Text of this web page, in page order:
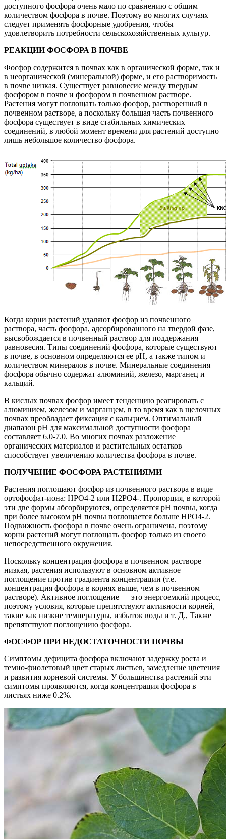
доступного фосфора очень мало по сравнению с общим
количеством фосфора в почве. Поэтому во многих случаях
следует применять фосфорные удобрения, чтобы
удовлетворить потребности сельскохозяйственных культур.
РЕАКЦИИ ФОСФОРА В ПОЧВЕ
Фосфор содержится в почвах как в органической форме, так и
в неорганической (минеральной) форме, и его растворимость
в почве низкая. Существует равновесие между твердым
фосфором в почве и фосфором в почвенном растворе.
Растения могут поглощать только фосфор, растворенный в
почвенном растворе, а поскольку большая часть почвенного
фосфора существует в виде стабильных химических
соединений, в любой момент времени для растений доступно
лишь небольшое количество фосфора.
Когда корни растений удаляют фосфор из почвенного
раствора, часть фосфора, адсорбированного на твердой фазе,
высвобождается в почвенный раствор для поддержания
равновесия. Типы соединений фосфора, которые существуют
в почве, в основном определяются ее pH, а также типом и
количеством минералов в почве. Минеральные соединения
фосфора обычно содержат алюминий, железо, марганец и
кальций.
В кислых почвах фосфор имеет тенденцию реагировать с
алюминием, железом и марганцем, в то время как в щелочных
почвах преобладает фиксация с кальцием. Оптимальный
диапазон pH для максимальной доступности фосфора
составляет 6.0-7.0. Во многих почвах разложение
органических материалов и растительных остатков
способствует увеличению количества фосфора в почве.
ПОЛУЧЕНИЕ ФОСФОРА РАСТЕНИЯМИ
Растения поглощают фосфор из почвенного раствора в виде
ортофосфат-иона: HPO4-2 или H2PO4-. Пропорция, в которой
эти две формы абсорбируются, определяется pH почвы, когда
при более высоком pH почвы поглощается больше HPO4-2.
Подвижность фосфора в почве очень ограничена, поэтому
корни растений могут поглощать фосфор только из своего
непосредственного окружения.
Поскольку концентрация фосфора в почвенном растворе
низкая, растения используют в основном активное
поглощение против градиента концентрации (т.е.
концентрация фосфора в корнях выше, чем в почвенном
растворе). Активное поглощение — это энергоемкий процесс,
поэтому условия, которые препятствуют активности корней,
такие как низкие температуры, избыток воды и т. Д., Также
препятствуют поглощению фосфора.
ФОСФОР ПРИ НЕДОСТАТОЧНОСТИ ПОЧВЫ
Симптомы дефицита фосфора включают задержку роста и
темно-фиолетовый цвет старых листьев, замедление цветения
и развития корневой системы. У большинства растений эти
симптомы проявляются, когда концентрация фосфора в
листьях ниже 0.2%.